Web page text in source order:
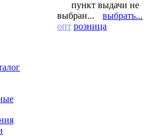
пункт выдачи не
выбран...
выбрать...
опт розница